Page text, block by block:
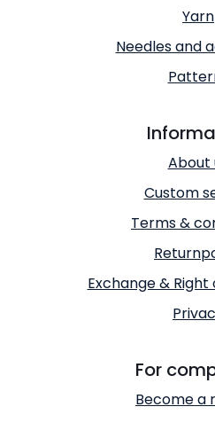
Yarn
Needles and
About
Custom
Terms &
Exchange &
For
Become a